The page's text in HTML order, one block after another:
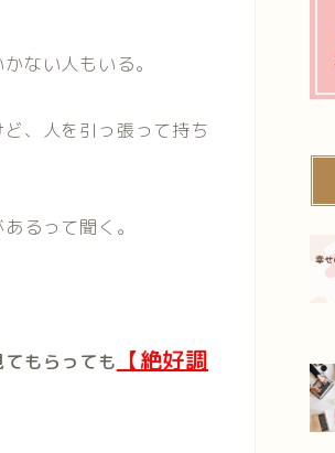
ない人もいる。
、人を引っ張って持ち
るって聞く。
もらっても
【絶好調